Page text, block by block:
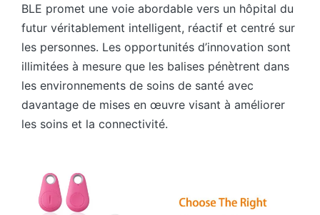
BLE promet une voie abordable vers un hôpital du
futur véritablement intelligent, réactif et centré sur
les personnes. Les opportunités d’innovation sont
illimitées à mesure que les balises pénètrent dans
les environnements de soins de santé avec
davantage de mises en œuvre visant à améliorer
les soins et la connectivité.